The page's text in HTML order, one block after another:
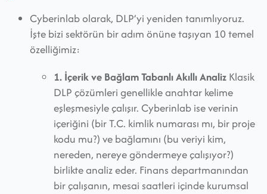
Cyberinlab olarak, DLP’yi yeniden tanımlıyoruz.
İşte bizi sektörün bir adım önüne taşıyan 10 temel
özelliğimiz:
1. İçerik ve Bağlam Tabanlı Akıllı Analiz Klasik
DLP çözümleri genellikle anahtar kelime
eşleşmesiyle çalışır. Cyberinlab ise verinin
içeriğini (bir T.C. kimlik numarası mı, bir proje
kodu mu?) ve bağlamını (bu veriyi kim,
nereden, nereye göndermeye çalışıyor?)
birlikte analiz eder. Finans departmanından
bir çalışanın, mesai saatleri içinde kurumsal